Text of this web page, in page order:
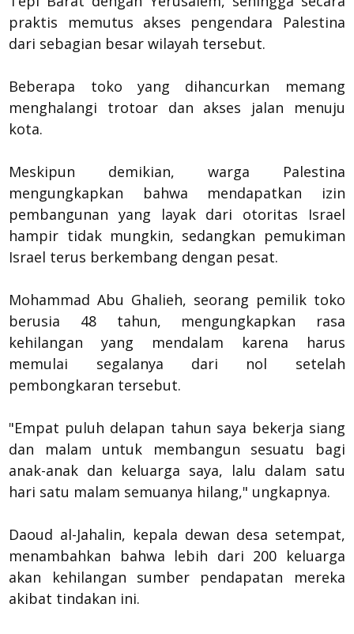
praktis memutus akses pengendara Palestina
dari sebagian besar wilayah tersebut.
Beberapa toko yang dihancurkan memang
menghalangi trotoar dan akses jalan menuju
kota.
Meskipun demikian, warga Palestina
mengungkapkan bahwa mendapatkan izin
pembangunan yang layak dari otoritas Israel
hampir tidak mungkin, sedangkan pemukiman
Israel terus berkembang dengan pesat.
Mohammad Abu Ghalieh, seorang pemilik toko
berusia 48 tahun, mengungkapkan rasa
kehilangan yang mendalam karena harus
memulai segalanya dari nol setelah
pembongkaran tersebut.
"Empat puluh delapan tahun saya bekerja siang
dan malam untuk membangun sesuatu bagi
anak-anak dan keluarga saya, lalu dalam satu
hari satu malam semuanya hilang," ungkapnya.
Daoud al-Jahalin, kepala dewan desa setempat,
menambahkan bahwa lebih dari 200 keluarga
akan kehilangan sumber pendapatan mereka
akibat tindakan ini.